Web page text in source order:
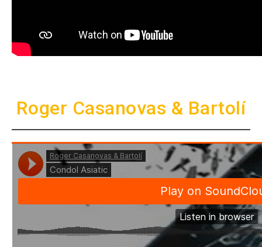
Roger Casanovas & Bartolí